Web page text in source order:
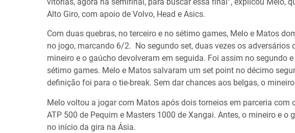
Alto Giro, com apoio de Volvo, Head e Asics.
Com duas quebras, no terceiro e no sétimo games, Melo e Matos
no jogo, marcando 6/2. No segundo set, duas vezes os adversários
mineiro e o gaúcho devolveram em seguida. Foi assim no segundo
sétimo games. Melo e Matos salvaram um set point no décimo
definição foi para o tie-break. Sem dar chances aos belgas, o
Melo voltou a jogar com Matos após dois torneios em parceria com
ATP 500 de Pequim e Masters 1000 de Xangai. Antes, o mineiro e o
no início da gira na Ásia.